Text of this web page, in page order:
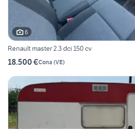
6
Renault master 2.3 dci 150 cv
18.500 €Cona (VE)